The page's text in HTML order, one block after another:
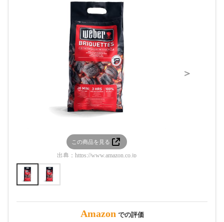
この商品を見る
出典： https://www.amazon.co.jp
＞
Amazon での評価